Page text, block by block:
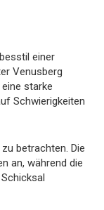
einer
Venusberg
starke
Schwierigkeiten
betrachten. Die
an, während die